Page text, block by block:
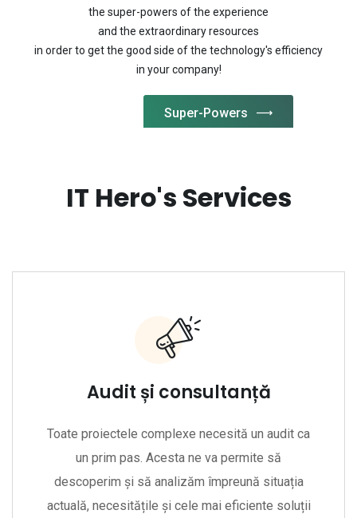
the super-powers of the experience
and the extraordinary resources
in order to get the good side of the technology's efficiency
in your company!
Super-Powers
IT Hero's Services
Audit și consultanță
Toate proiectele complexe necesită un audit ca
un prim pas. Acesta ne va permite să
descoperim și să analizăm împreună situația
actuală, necesitățile și cele mai eficiente soluții